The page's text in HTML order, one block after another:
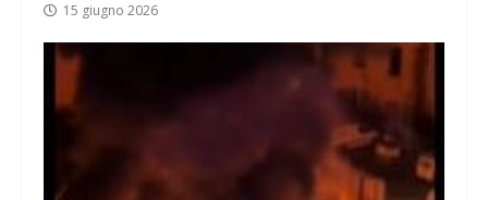
15 giugno 2026